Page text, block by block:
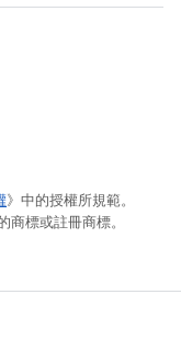
》中的授權所規範。
標或註冊商標。